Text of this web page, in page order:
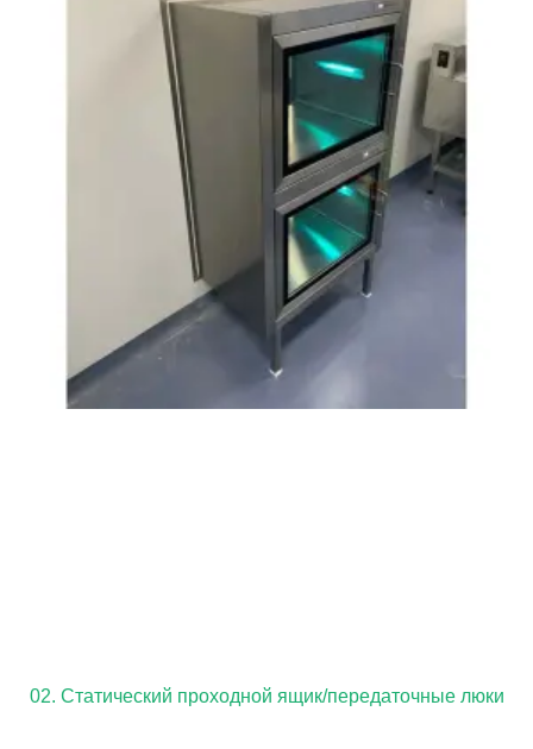
02. Статический проходной ящик/передаточные люки